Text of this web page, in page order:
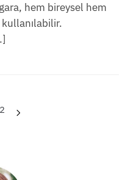
hem bireysel hem